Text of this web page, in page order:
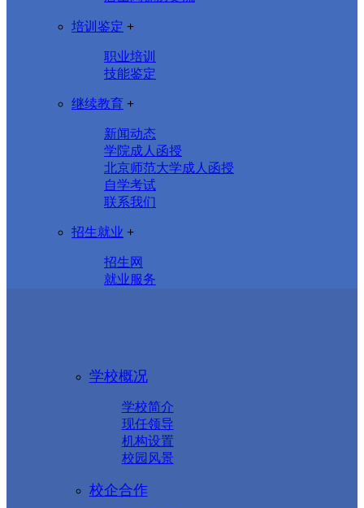
培训鉴定 +
职业培训
技能鉴定
继续教育 +
新闻动态
学院成人函授
北京师范大学成人函授
自学考试
联系我们
招生就业 +
招生网
就业服务
学校概况
学校简介
现任领导
机构设置
校园风景
校企合作